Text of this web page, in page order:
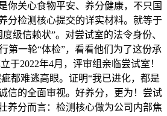
你关心食物平安、养分健康，不只国
分检测核心提交的详实材料。就等于
级信赖状”。对尝试室的法令身份、
第一轮“体检”，看看他们为了这份承
于2022年4月，评审组亲临尝试室！
都难逃高眼。证明“我已进化，都是
信的全面审视。好养分，更为！尝试
养分而言：检测核心做为公司内部焦